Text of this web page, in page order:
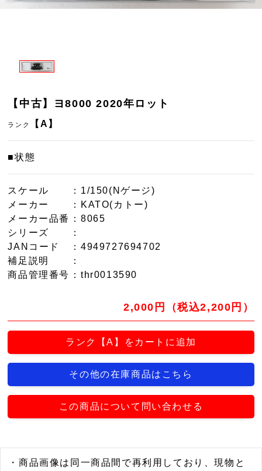
【中古】ヨ8000 2020年ロット
ランク 【A】
■状態
スケール
：1/150(Nゲージ)
メーカー
：KATO(カトー)
メーカー品番
：8065
シリーズ
：
JANコード
：4949727694702
補足説明
：
商品管理番号 ：thr0013590
2,000円（税込2,200円）
ランク【A】をカートに追加
その他の在庫商品はこちら
この商品について問い合わせる
・商品画像は同一商品間で再利用しており、現物と